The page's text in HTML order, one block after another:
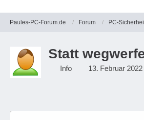
Paules-PC-Forum.de Forum PC-
Statt
Info 13. Februar 2022